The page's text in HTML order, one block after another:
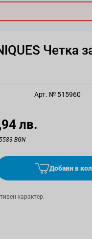
Четка
Арт. № 515960
лв.
BGN
Добави в
характер.